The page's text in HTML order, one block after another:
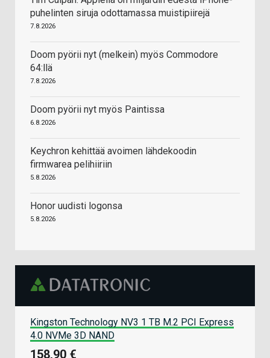
puhelinten siruja odottamassa muistipiirejä
7.8.2026
Doom pyörii nyt (melkein) myös Commodore
64:llä
7.8.2026
Doom pyörii nyt myös Paintissa
6.8.2026
Keychron kehittää avoimen lähdekoodin
firmwarea pelihiiriin
5.8.2026
Honor uudisti logonsa
5.8.2026
Kingston Technology NV3 1 TB M.2 PCI Express
4.0 NVMe 3D NAND
158,90 €